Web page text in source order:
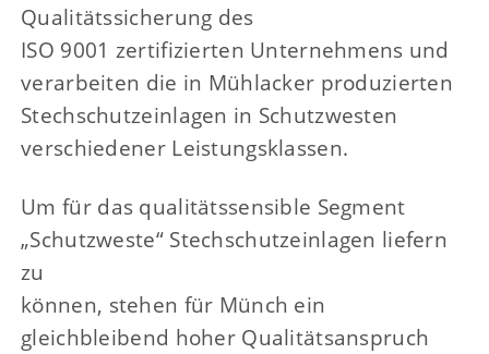
Qualitätssicherung des
ISO 9001 zertifizierten Unternehmens und
verarbeiten die in Mühlacker produzierten
Stechschutzeinlagen in Schutzwesten
verschiedener Leistungsklassen.
Um für das qualitätssensible Segment
„Schutzweste“ Stechschutzeinlagen liefern
zu
können, stehen für Münch ein
gleichbleibend hoher Qualitätsanspruch